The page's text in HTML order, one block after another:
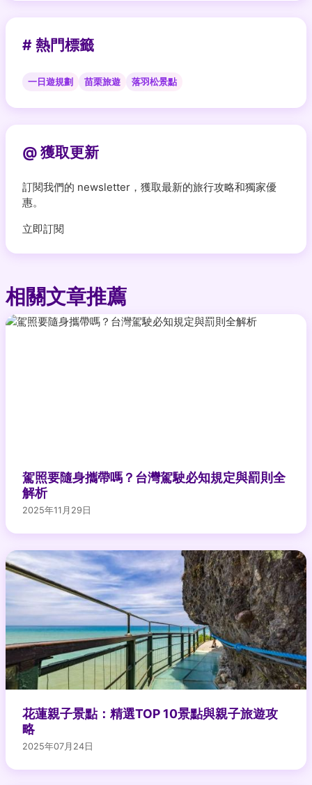
# 熱門標籤
一日遊規劃 苗栗旅遊 落羽松景點
@ 獲取更新
訂閱我們的 newsletter，獲取最新的旅行攻略和獨家優
惠。
立即訂閱
相關文章推薦
駕照要隨身攜帶嗎？台灣駕駛必知規定與罰則全
解析
2025年11月29日
花蓮親子景點：精選TOP 10景點與親子旅遊攻
略
2025年07月24日